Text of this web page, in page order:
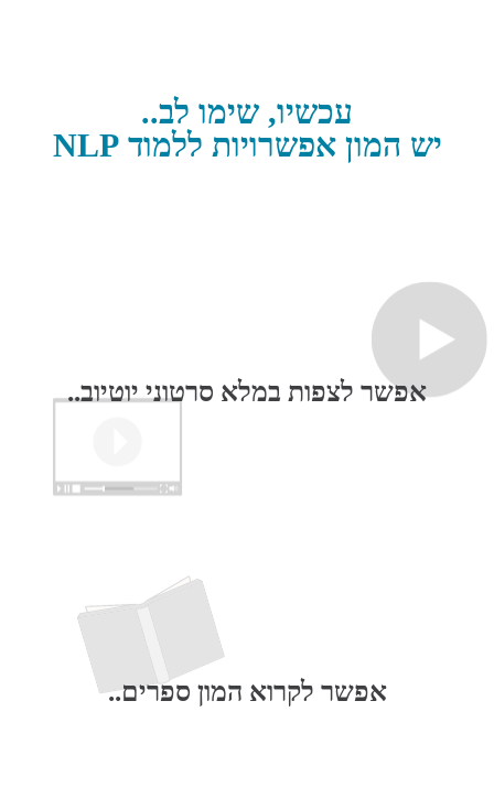
עכשיו, שימו לב..
יש המון אפשרויות ללמוד NLP
אפשר לצפות במלא סרטוני יוטיוב..
אפשר לקרוא המון ספרים..